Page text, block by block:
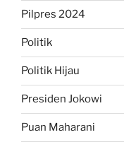
Pilpres 2024
Politik
Politik Hijau
Presiden Jokowi
Puan Maharani